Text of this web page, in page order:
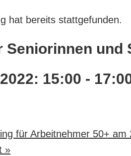
hat bereits stattgefunden.
und
15:00 -
für Arbeitnehmer 50+ am
»